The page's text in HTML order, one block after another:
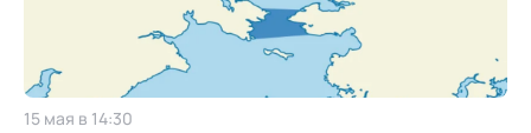
15 мая в 14:30